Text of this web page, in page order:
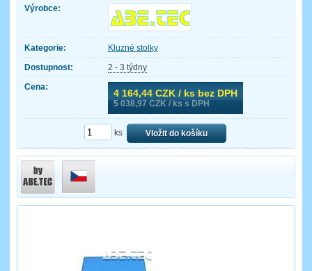
Výrobce:
Kategorie:
Kluzné stolky
Dostupnost:
2 - 3 týdny
Cena:
4 164,44 CZK / ks bez DPH
5 038,97 CZK / ks s DPH
ks Vložit do košíku